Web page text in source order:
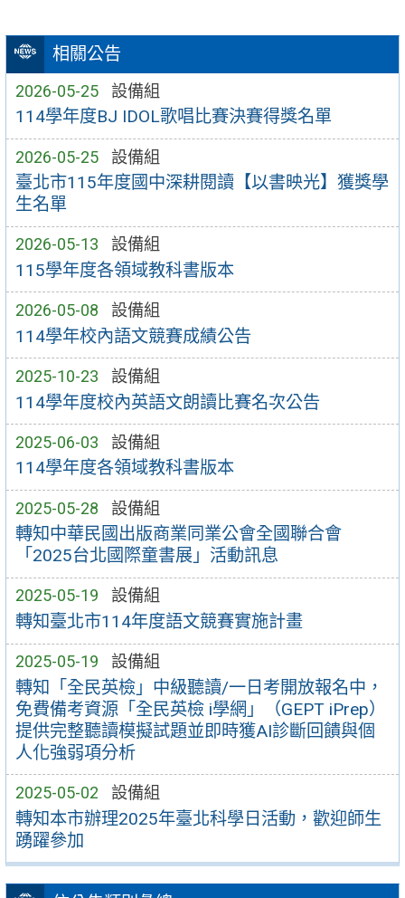
相關公告
2026-05-25 設備組
114學年度BJ IDOL歌唱比賽決賽得獎名單
2026-05-25 設備組
臺北市115年度國中深耕閱讀【以書映光】獲獎學
生名單
2026-05-13 設備組
115學年度各領域教科書版本
2026-05-08 設備組
114學年校內語文競賽成績公告
2025-10-23 設備組
114學年度校內英語文朗讀比賽名次公告
2025-06-03 設備組
114學年度各領域教科書版本
2025-05-28 設備組
轉知中華民國出版商業同業公會全國聯合會
「2025台北國際童書展」活動訊息
2025-05-19 設備組
轉知臺北市114年度語文競賽實施計畫
2025-05-19 設備組
轉知「全民英檢」中級聽讀/一日考開放報名中，
免費備考資源「全民英檢 i學網」（GEPT iPrep）
提供完整聽讀模擬試題並即時獲AI診斷回饋與個
人化強弱項分析
2025-05-02 設備組
轉知本市辦理2025年臺北科學日活動，歡迎師生
踴躍參加